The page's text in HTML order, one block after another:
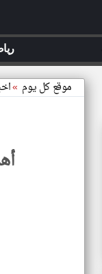
موقع كل يوم »